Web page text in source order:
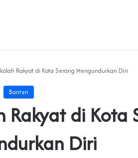
Rakyat di Kota Serang Mengundurkan Diri
Banten
Rakyat di Kota
Diri